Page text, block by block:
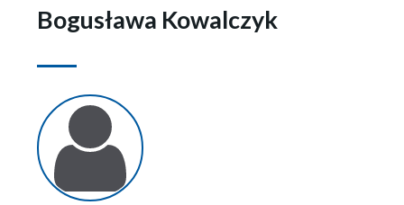
Bogusława Kowalczyk